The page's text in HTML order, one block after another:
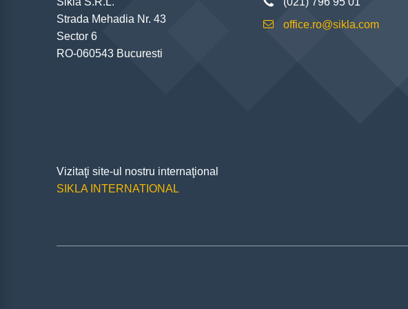
Strada Mehadia Nr. 43
Sector 6
RO-060543 Bucuresti
office.ro@sikla.com
Vizitaţi site-ul nostru internaţional
SIKLA INTERNATIONAL